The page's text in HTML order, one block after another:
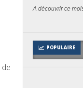
de
A découvrir ce
POPULAIRE